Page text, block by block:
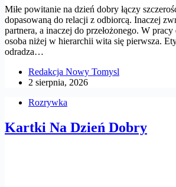
Miłe powitanie na dzień dobry łączy
dopasowaną do relacji z odbiorcą. Inaczej
partnera, a inaczej do przełożonego. W
osoba niżej w hierarchii wita się pierwsza.
odradza…
Redakcja Nowy Tomysl
2 sierpnia, 2026
Rozrywka
Kartki Na Dzień Dobry